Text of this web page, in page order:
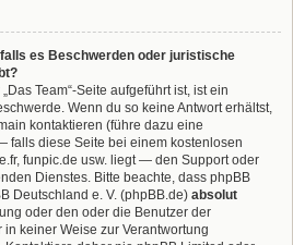
es Beschwerden oder juristische
Team“-Seite aufgeführt ist, ist ein
Wenn du so keine Antwort erhältst,
kontaktieren (führe dazu eine
falls diese Seite bei einem kostenlosen
funpic.de usw. liegt — den Support oder
Dienstes. Bitte beachte, dass phpBB
Deutschland e. V. (phpBB.de) absolut
oder den oder die Benutzer der
keiner Weise zur Verantwortung